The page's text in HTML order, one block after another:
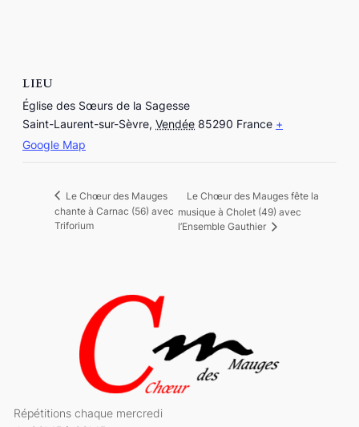
LIEU
Église des Sœurs de la Sagesse
Saint-Laurent-sur-Sèvre, Vendée 85290 France +
Google Map
Le Chœur des Mauges
chante à Carnac (56) avec
Triforium
Le Chœur des Mauges fête la
musique à Cholet (49) avec
l’Ensemble Gauthier
Répétitions chaque mercredi